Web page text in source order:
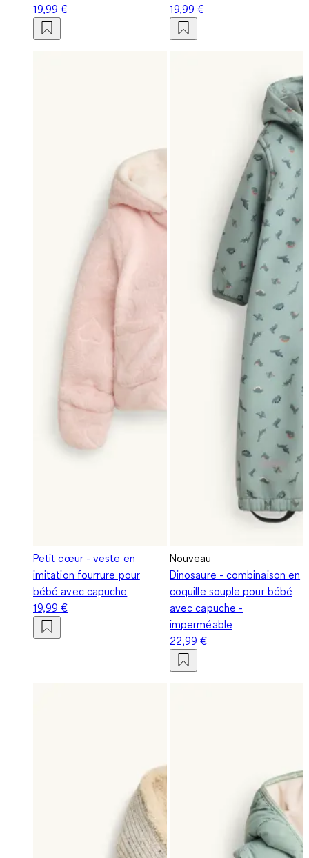
19,99 €
19,99 €
Petit cœur - veste en
imitation fourrure pour
bébé avec capuche
19,99 €
Nouveau
Dinosaure - combinaison en
coquille souple pour bébé
avec capuche -
imperméable
22,99 €